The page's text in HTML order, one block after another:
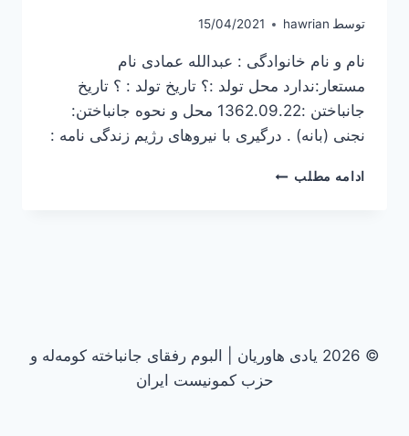
توسط hawrian
15/04/2021
نام و نام خانوادگی : عبدالله عمادی نام
مستعار:ندارد محل تولد :؟ تاریخ تولد : ؟ تاریخ
جانباختن :1362.09.22 محل و نحوه جانباختن:
نجنی (بانه) . درگیری با نیروهای رژیم زندگی نامه :
ادامه مطلب عبدالله
© 2026 یادی هاوریان | البوم رفقای جانباخته کومه‌له و
حزب کمونیست ایران